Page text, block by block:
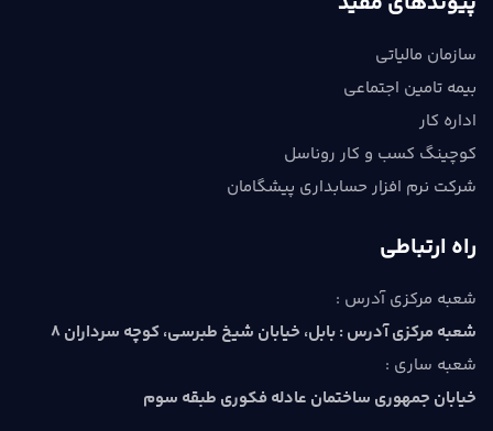
سازمان مالیاتی
بیمه تامین اجتماعی
اداره کار
کوچینگ کسب و کار روناسل
شرکت نرم افزار حسابداری پیشگامان
راه ارتباطی
شعبه مرکزی آدرس :
شعبه مرکزی آدرس : بابل، خيابان شيخ طبرسي، كوچه سرداران 8
شعبه ساری :
خیابان جمهوری ساختمان عادله فکوری طبقه سوم